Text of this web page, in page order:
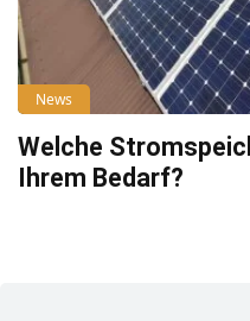
News
Welche
Ihrem Bedarf?